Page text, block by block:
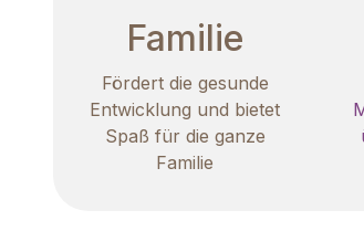
Familie
Fördert die gesunde
Entwicklung und bietet
Spaß für die ganze
Familie